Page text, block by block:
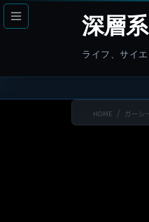
コ
ン
へ
ナ
ビ
ョ
深層
ライフ、サイ
HOME ガーシ